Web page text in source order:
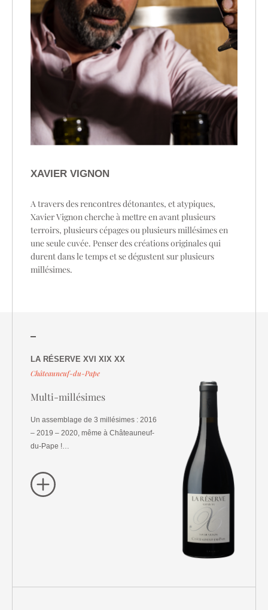
XAVIER VIGNON
A travers des rencontres détonantes, et atypiques,
Xavier Vignon cherche à mettre en avant plusieurs
terroirs, plusieurs cépages ou plusieurs millésimes en
une seule cuvée. Penser des créations originales qui
durent dans le temps et se dégustent sur plusieurs
millésimes.
LA RÉSERVE XVI XIX XX
Châteauneuf-du-Pape
Multi-millésimes
Un assemblage de 3 millésimes : 2016
– 2019 – 2020, même à Châteauneuf-
du-Pape !…